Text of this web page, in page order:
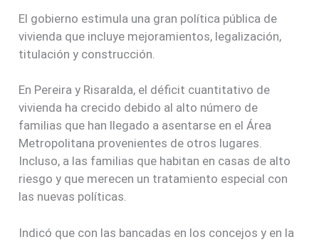
El gobierno estimula una gran política pública de
vivienda que incluye mejoramientos, legalización,
titulación y construcción.
En Pereira y Risaralda, el déficit cuantitativo de
vivienda ha crecido debido al alto número de
familias que han llegado a asentarse en el Área
Metropolitana provenientes de otros lugares.
Incluso, a las familias que habitan en casas de alto
riesgo y que merecen un tratamiento especial con
las nuevas políticas.
Indicó que con las bancadas en los concejos y en la